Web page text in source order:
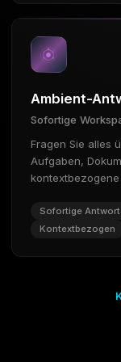
Ambient-
Sofortige
Fragen Sie alles
Aufgaben,
Sofortige
Kontextbezogen